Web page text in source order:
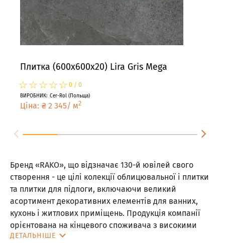
Плитка (600x600x20) Lira Gris Mega
☆
★☆
★☆
★☆
★☆
★ 0 / 0
ВИРОБНИК: Cer-Rol ( Польща)
Ціна: ₴ 2 345/ м2
Бренд «RAKO», що відзначає 130-й ювілей свого
створення - це цілі колекції облицювальної і плитки
та плитки для підлоги, включаючи великий
асортимент декоративних елементів для ванних,
кухонь і житлових приміщень. Продукція компанії
орієнтована на кінцевого споживача з високими
вимоги до дизайну та споживчої вартості
ДЕТАЛЬНІШЕ